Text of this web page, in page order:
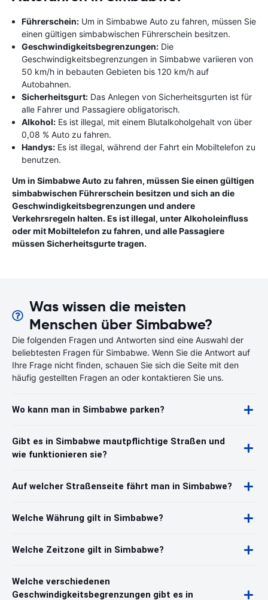
Führerschein: Um in Simbabwe Auto zu fahren, müssen Sie
einen gültigen simbabwischen Führerschein besitzen.
Geschwindigkeitsbegrenzungen: Die
Geschwindigkeitsbegrenzungen in Simbabwe variieren von
50 km/h in bebauten Gebieten bis 120 km/h auf
Autobahnen.
Sicherheitsgurt: Das Anlegen von Sicherheitsgurten ist für
alle Fahrer und Passagiere obligatorisch.
Alkohol: Es ist illegal, mit einem Blutalkoholgehalt von über
0,08 % Auto zu fahren.
Handys: Es ist illegal, während der Fahrt ein Mobiltelefon zu
benutzen.
Um in Simbabwe Auto zu fahren, müssen Sie einen gültigen
simbabwischen Führerschein besitzen und sich an die
Geschwindigkeitsbegrenzungen und andere
Verkehrsregeln halten. Es ist illegal, unter Alkoholeinfluss
oder mit Mobiltelefon zu fahren, und alle Passagiere
müssen Sicherheitsgurte tragen.
Was wissen die meisten
Menschen über Simbabwe?
Die folgenden Fragen und Antworten sind eine Auswahl der
beliebtesten Fragen für Simbabwe. Wenn Sie die Antwort auf
Ihre Frage nicht finden, schauen Sie sich die Seite mit den
häufig gestellten Fragen an oder kontaktieren Sie uns.
Wo kann man in Simbabwe parken?
Gibt es in Simbabwe mautpflichtige Straßen und
wie funktionieren sie?
Auf welcher Straßenseite fährt man in Simbabwe?
Welche Währung gilt in Simbabwe?
Welche Zeitzone gilt in Simbabwe?
Welche verschiedenen
Geschwindigkeitsbegrenzungen gibt es in